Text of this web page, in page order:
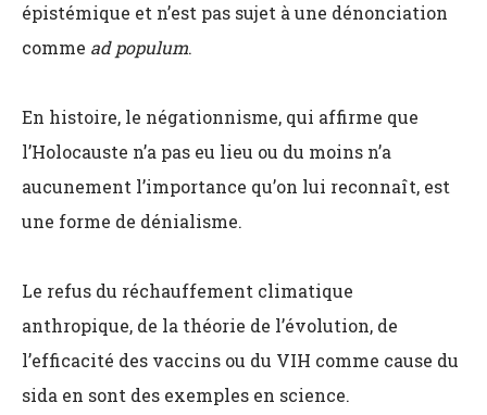
épistémique et n’est pas sujet à une dénonciation
comme ad populum.
En histoire, le négationnisme, qui affirme que
l’Holocauste n’a pas eu lieu ou du moins n’a
aucunement l’importance qu’on lui reconnaît, est
une forme de dénialisme.
Le refus du réchauffement climatique
anthropique, de la théorie de l’évolution, de
l’efficacité des vaccins ou du VIH comme cause du
sida en sont des exemples en science.